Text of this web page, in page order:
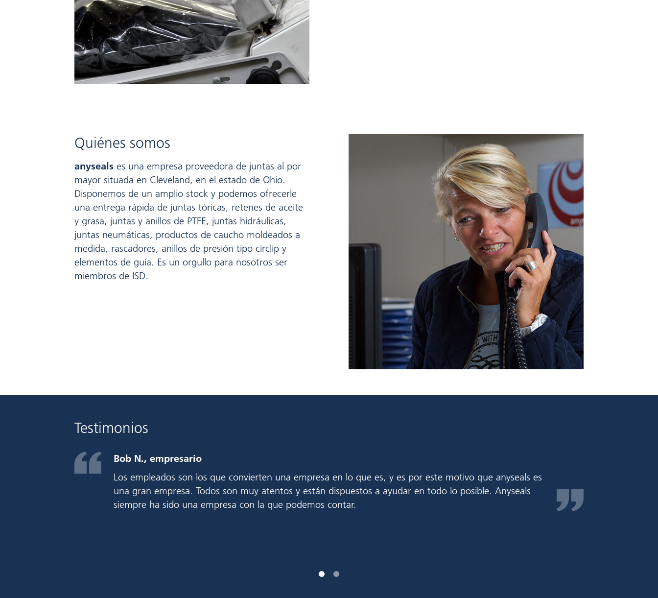
Quiénes somos
anyseals es una empresa proveedora de juntas al por
mayor situada en Cleveland, en el estado de Ohio.
Disponemos de un amplio stock y podemos ofrecerle
una entrega rápida de juntas tóricas, retenes de aceite
y grasa, juntas y anillos de PTFE, juntas hidráulicas,
juntas neumáticas, productos de caucho moldeados a
medida, rascadores, anillos de presión tipo circlip y
elementos de guía. Es un orgullo para nosotros ser
miembros de ISD.
Testimonios
Bob N., empresario
Los empleados son los que convierten una empresa en lo que es, y es por este motivo que anyseals es
una gran empresa. Todos son muy atentos y están dispuestos a ayudar en todo lo posible. Anyseals
siempre ha sido una empresa con la que podemos contar.